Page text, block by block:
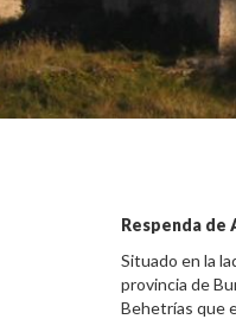
Respenda de
Situado en la
provincia de
Behetrías que